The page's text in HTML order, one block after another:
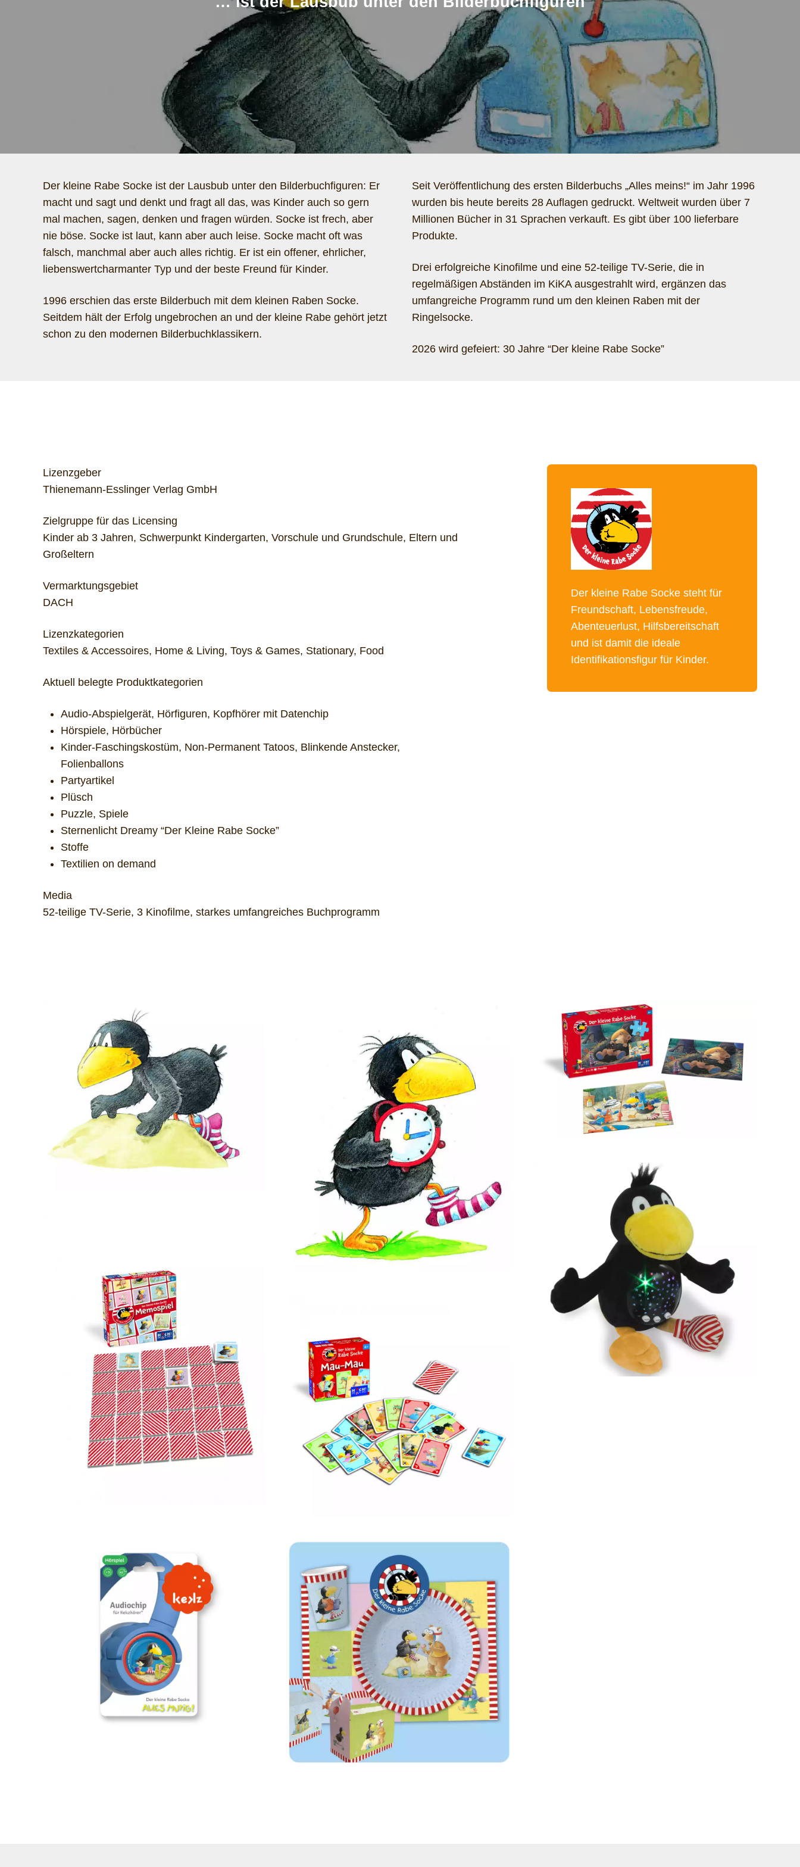
Der kleine Rabe Socke ist der Lausbub unter den Bilderbuchfiguren: Er
macht und sagt und denkt und fragt all das, was Kinder auch so gern
mal machen, sagen, denken und fragen würden. Socke ist frech, aber
nie böse. Socke ist laut, kann aber auch leise. Socke macht oft was
falsch, manchmal aber auch alles richtig. Er ist ein offener, ehrlicher,
liebenswertcharmanter Typ und der beste Freund für Kinder.
1996 erschien das erste Bilderbuch mit dem kleinen Raben Socke.
Seitdem hält der Erfolg ungebrochen an und der kleine Rabe gehört jetzt
schon zu den modernen Bilderbuchklassikern.
Seit Veröffentlichung des ersten Bilderbuchs „Alles meins!“ im Jahr 1996
wurden bis heute bereits 28 Auflagen gedruckt. Weltweit wurden über 7
Millionen Bücher in 31 Sprachen verkauft. Es gibt über 100 lieferbare
Produkte.
Drei erfolgreiche Kinofilme und eine 52-teilige TV-Serie, die in
regelmäßigen Abständen im KiKA ausgestrahlt wird, ergänzen das
umfangreiche Programm rund um den kleinen Raben mit der
Ringelsocke.
2026 wird gefeiert: 30 Jahre “Der kleine Rabe Socke”
Lizenzgeber
Thienemann-Esslinger Verlag GmbH
Zielgruppe für das Licensing
Kinder ab 3 Jahren, Schwerpunkt Kindergarten, Vorschule und Grundschule, Eltern und
Großeltern
Vermarktungsgebiet
DACH
Lizenzkategorien
Textiles & Accessoires, Home & Living, Toys & Games, Stationary, Food
Aktuell belegte Produktkategorien
Audio-Abspielgerät, Hörfiguren, Kopfhörer mit Datenchip
Hörspiele, Hörbücher
Kinder-Faschingskostüm, Non-Permanent Tatoos, Blinkende Anstecker,
Folienballons
Partyartikel
Plüsch
Puzzle, Spiele
Sternenlicht Dreamy “Der Kleine Rabe Socke”
Stoffe
Textilien on demand
Media
52-teilige TV-Serie, 3 Kinofilme, starkes umfangreiches Buchprogramm
Der kleine Rabe Socke steht für
Freundschaft, Lebensfreude,
Abenteuerlust, Hilfsbereitschaft
und ist damit die ideale
Identifikationsfigur für Kinder.